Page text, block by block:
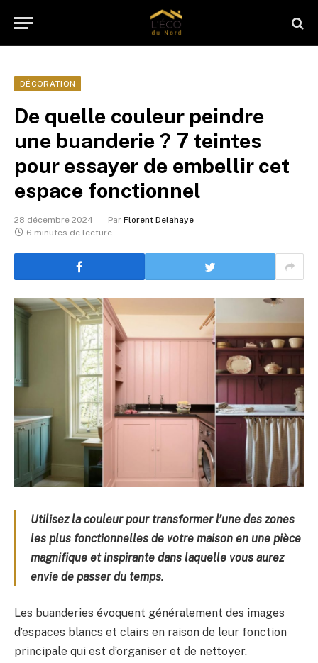
DÉCORATION
De quelle couleur peindre
une buanderie ? 7 teintes
pour essayer de embellir cet
espace fonctionnel
28 décembre 2024 Par Florent Delahaye
6 minutes de lecture
Utilisez la couleur pour transformer l’une des zones
les plus fonctionnelles de votre maison en une pièce
magnifique et inspirante dans laquelle vous aurez
envie de passer du temps.
Les buanderies évoquent généralement des images
d’espaces blancs et clairs en raison de leur fonction
principale qui est d’organiser et de nettoyer.